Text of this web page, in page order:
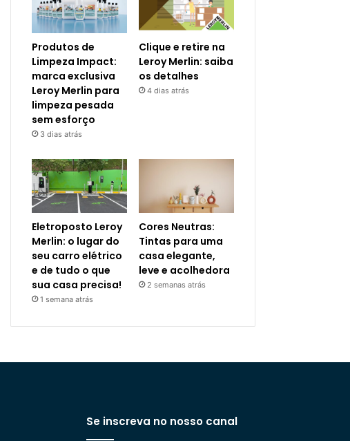
Produtos de
Limpeza Impact:
marca exclusiva
Leroy Merlin para
limpeza pesada
sem esforço
3 dias atrás
Clique e retire na
Leroy Merlin: saiba
os detalhes
4 dias atrás
Eletroposto Leroy
Merlin: o lugar do
seu carro elétrico
e de tudo o que
sua casa precisa!
1 semana atrás
Cores Neutras:
Tintas para uma
casa elegante,
leve e acolhedora
2 semanas atrás
Se inscreva no nosso canal